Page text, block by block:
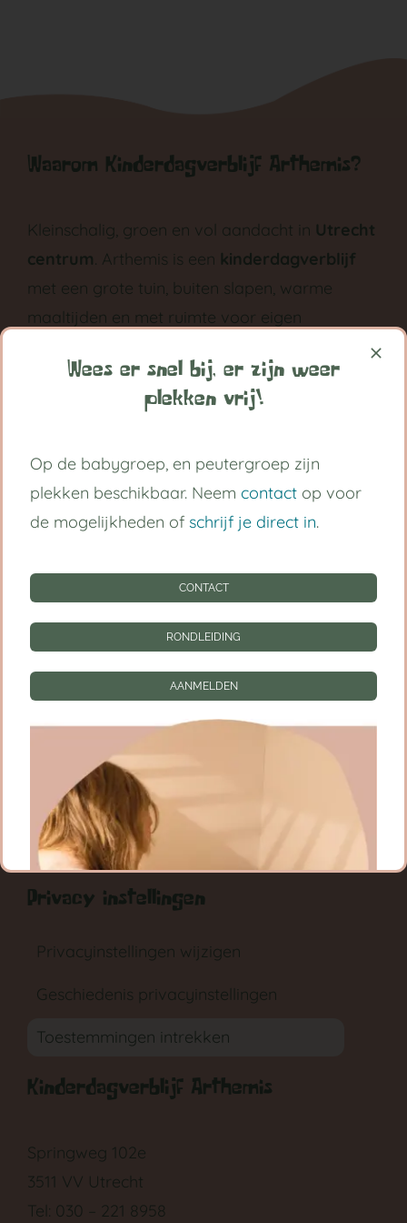
Waarom Kinderdagverblijf Arthemis?
Kleinschalig, groen en vol aandacht in Utrecht
centrum. Arthemis is een kinderdagverblijf
met een grote tuin, buiten slapen, warme
maaltijden en met ruimte voor eigen
grootst in vertrouwen.
Handige links
Kinderdagverblijf Utrecht Centrum
Tarieven
CONTACT
RONDLEIDING
AANMELDEN
Privacy instellingen
Privacyinstellingen wijzigen
Geschiedenis privacyinstellingen
Toestemmingen intrekken
Kinderdagverblijf Arthemis
Springweg 102e
3511 VV Utrecht
Tel: 030 – 221 8958
Wees er snel bij, er zijn weer
plekken vrij!
Op de babygroep, en peutergroep zijn
plekken beschikbaar. Neem contact op voor
de mogelijkheden of schrijf je direct in.
CONTACT
RONDLEIDING
AANMELDEN